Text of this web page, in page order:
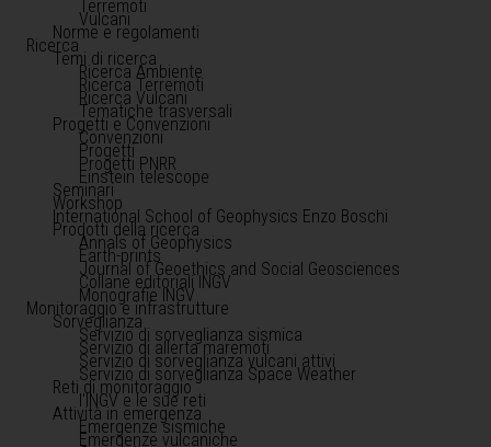
Terremoti
Vulcani
Norme e regolamenti
Ricerca
Temi di ricerca
Ricerca Ambiente
Ricerca Terremoti
Ricerca Vulcani
Tematiche trasversali
Progetti e Convenzioni
Convenzioni
Progetti
Progetti PNRR
Einstein telescope
Seminari
Workshop
International School of Geophysics Enzo Boschi
Prodotti della ricerca
Annals of Geophysics
Earth-prints
Journal of Geoethics and Social Geosciences
Collane editoriali INGV
Monografie INGV
Monitoraggio e infrastrutture
Sorveglianza
Servizio di sorveglianza sismica
Servizio di allerta maremoti
Servizio di sorveglianza vulcani attivi
Servizio di sorveglianza Space Weather
Reti di monitoraggio
l'INGV e le sue reti
Attività in emergenza
Emergenze sismiche
Emergenze vulcaniche